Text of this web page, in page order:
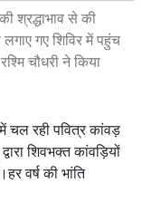
श्रद्धाभाव से की
लगाए गए शिविर में पहुंच
चौधरी ने किया
चल रही पवित्र कांवड़
शिवभक्त कांवड़ियों
वर्ष की भांति